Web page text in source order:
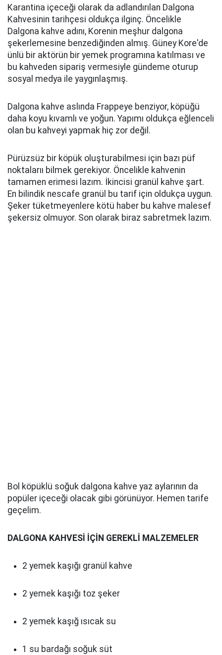
Karantina içeceği olarak da adlandırılan Dalgona
Kahvesinin tarihçesi oldukça ilginç. Öncelikle
Dalgona kahve adını, Korenin meşhur dalgona
şekerlemesine benzediğinden almış. Güney Kore'de
ünlü bir aktörün bir yemek programına katılması ve
bu kahveden sipariş vermesiyle gündeme oturup
sosyal medya ile yaygınlaşmış.
Dalgona kahve aslında Frappeye benziyor, köpüğü
daha koyu kıvamlı ve yoğun. Yapımı oldukça eğlenceli
olan bu kahveyi yapmak hiç zor değil.
Pürüzsüz bir köpük oluşturabilmesi için bazı püf
noktalarıı bilmek gerekiyor. Öncelikle kahvenin
tamamen erimesi lazım. İkincisi granül kahve şart.
En bilindik nescafe granül bu tarif için oldukça uygun.
Şeker tüketmeyenlere kötü haber bu kahve malesef
şekersiz olmuyor. Son olarak biraz sabretmek lazım.
Bol köpüklü soğuk dalgona kahve yaz aylarının da
popüler içeceği olacak gibi görünüyor. Hemen tarife
geçelim.
DALGONA KAHVESİ İÇİN GEREKLİ MALZEMELER
2 yemek kaşığı granül kahve
2 yemek kaşığı toz şeker
2 yemek kaşığ ısıcak su
1 su bardağı soğuk süt